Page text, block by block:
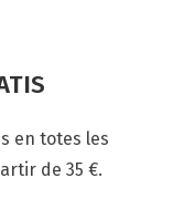
en totes les
de 35 €.